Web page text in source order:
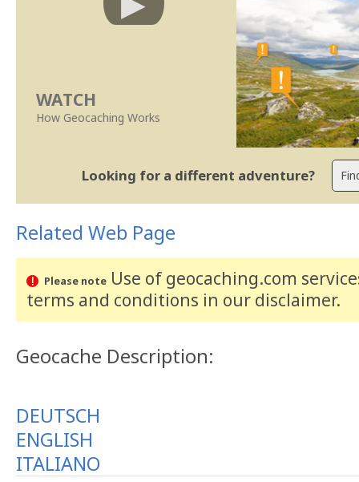
WATCH
How Geocaching Works
Looking for a different adventure?
Related Web Page
Please noteUse of geocaching.com
terms and conditions in our disclaimer.
Geocache Description:
DEUTSCH
ENGLISH
ITALIANO